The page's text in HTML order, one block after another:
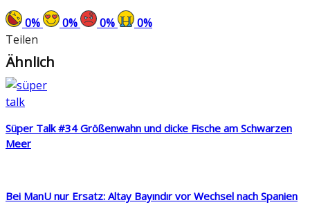
0% 0% 0% 0%
Teilen
Ähnlich
Süper Talk #34 Größenwahn und dicke Fische am Schwarzen
Meer
Bei ManU nur Ersatz: Altay Bayındır vor Wechsel nach Spanien